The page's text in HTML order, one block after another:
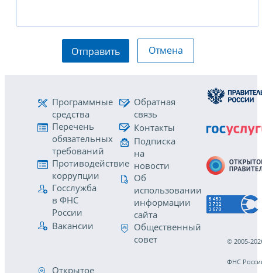
Отправить Отмена
Программные
средства
Перечень
обязательных
требований
Противодействие
коррупции
Госслужба
в ФНС
России
Вакансии
Обратная
связь
Контакты
Подписка
на
новости
Об
использовании
информации
сайта
Общественный
совет
Открытое
© 2005-
ФНС